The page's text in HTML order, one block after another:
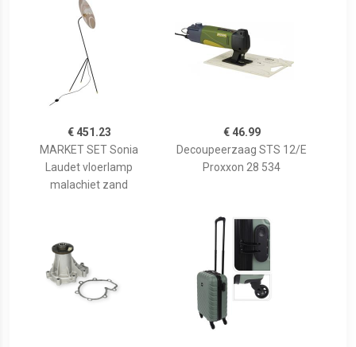
€ 451.23
MARKET SET Sonia
Laudet vloerlamp
malachiet zand
€ 46.99
Decoupeerzaag STS 12/E
Proxxon 28 534